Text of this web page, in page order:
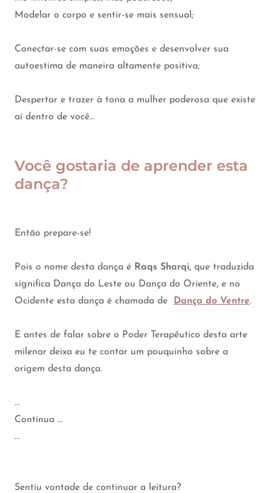
Modelar o corpo e sentir-se mais sensual;
Conectar-se com suas emoções e desenvolver sua
autoestima de maneira altamente positiva;
Despertar e trazer à tona a mulher poderosa que existe
aí dentro de você...
Você gostaria de aprender esta
dança?
Então prepare-se!
Pois o nome desta dança é Raqs Sharqi, que traduzida
significa Dança do Leste ou Dança do Oriente, e no
Ocidente esta dança é chamada de
Dança do Ventre.
E antes de falar sobre o Poder Terapêutico desta arte
milenar deixa eu te contar um pouquinho sobre a
origem desta dança.
...
Continua ...
...
Sentiu vontade de continuar a leitura?